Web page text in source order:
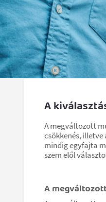
A
A megváltozott
csökkenés,
mindig egyfajta
szem elől
A